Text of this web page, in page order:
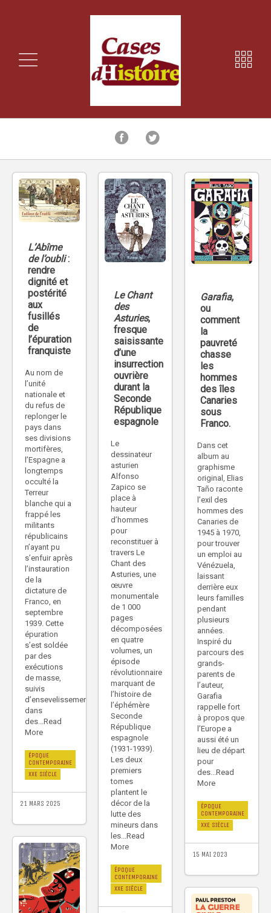
L’Abîme
de l’oubli:
rendre
dignité et
postérité
aux
fusillés
de
l’épuration
franquiste
Au nom de
l’unité
nationale et
du refus de
replonger le
pays dans
ses divisions
mortifères,
l’Espagne a
longtemps
occulté la
Terreur
blanche qui a
frappé les
militants
républicains
n’ayant pu
s’enfuir après
l’instauration
de la
dictature de
Franco, en
septembre
1939. Cette
épuration
s’est soldée
par des
exécutions
de masse,
suivis
d’ensevelissements
dans
des...Read
More
ÉPOQUE
CONTEMPORAINE
XXE SIÈCLE
21 MARS 2025
Le Chant
des
Asturies,
fresque
saisissante
d’une
insurrection
ouvrière
durant la
Seconde
République
espagnole
Le
dessinateur
asturien
Alfonso
Zapico se
place à
hauteur
d’hommes
pour
reconstituer à
travers Le
Chant des
Asturies, une
œuvre
monumentale
de 1 000
pages
décomposées
en quatre
volumes, un
épisode
révolutionnaire
marquant de
l’histoire de
l’éphémère
Seconde
République
espagnole
(1931-1939).
Les deux
premiers
tomes
plantent le
décor de la
lutte des
mineurs dans
les...Read
More
ÉPOQUE
CONTEMPORAINE
XXE SIÈCLE
Garafia,
ou
comment
la
pauvreté
chasse
les
hommes
des îles
Canaries
sous
Franco.
Dans cet
album au
graphisme
original, Elias
Taño raconte
l’exil des
hommes des
Canaries de
1945 à 1970,
pour trouver
un emploi au
Vénézuela,
laissant
derrière eux
leurs familles
pendant
plusieurs
années.
Inspiré du
parcours des
grands-
parents de
l’auteur,
Garafia
rappelle fort
à propos que
l’Europe a
aussi été un
lieu de départ
pour
des...Read
More
ÉPOQUE
CONTEMPORAINE
XXE SIÈCLE
15 MAI 2023